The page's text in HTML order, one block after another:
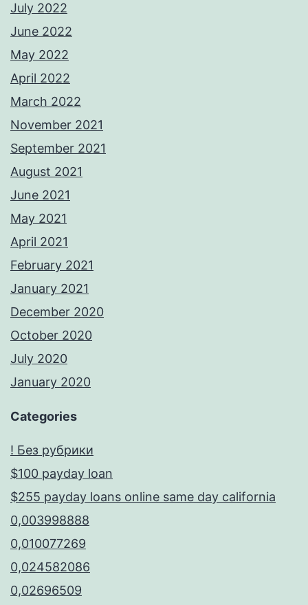
July 2022
June 2022
May 2022
April 2022
March 2022
November 2021
September 2021
August 2021
June 2021
May 2021
April 2021
February 2021
January 2021
December 2020
October 2020
July 2020
January 2020
Categories
! Без рубрики
$100 payday loan
$255 payday loans online same day california
0,003998888
0,010077269
0,024582086
0,02696509